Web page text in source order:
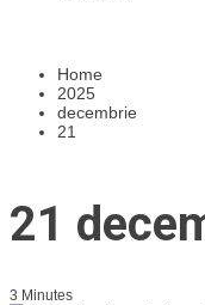
Home
2025
decembrie
21
21
3 Minutes